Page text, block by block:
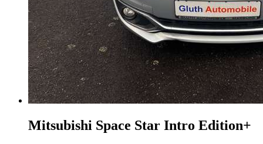
Mitsubishi Space Star Intro Edition+